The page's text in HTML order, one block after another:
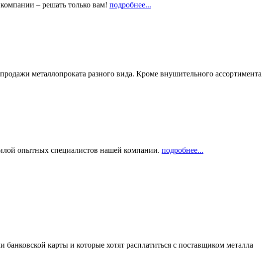
– решать только вам! подробнее...
металлопроката разного вида. Кроме внушительного ассортимента
опытных специалистов нашей компании. подробнее...
карты и которые хотят расплатиться с поставщиком металла